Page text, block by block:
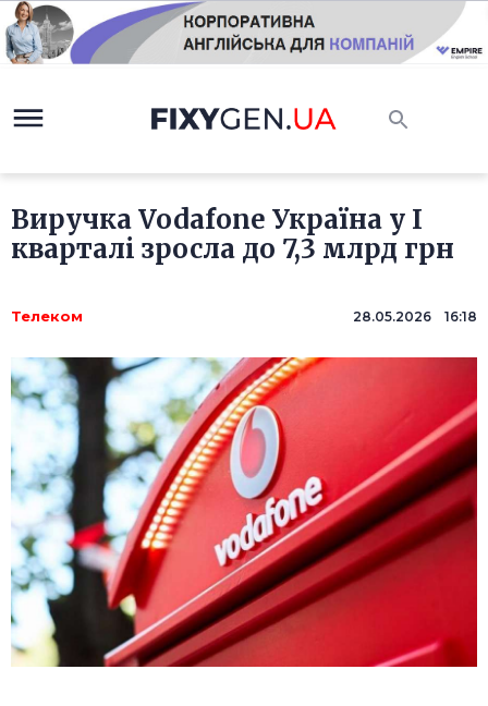
Виручка Vodafone Україна у I
кварталі зросла до 7,3 млрд грн
Телеком 28.05.2026 16:18